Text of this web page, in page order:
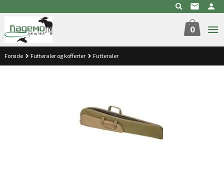
til
innholdet
0
Forside Futteraler og kofferter Futteraler